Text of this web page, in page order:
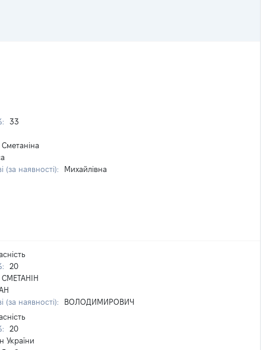
33
Сметаніна
(за наявності):
Михайлівна
20
СМЕТАНІН
(за наявності):
ВОЛОДИМИРОВИЧ
20
України